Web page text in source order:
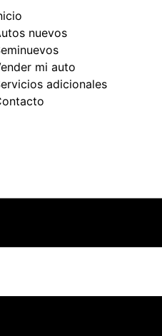
nuevos
mi auto
adicionales